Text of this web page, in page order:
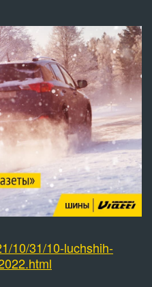
10/31/10-luchshih-